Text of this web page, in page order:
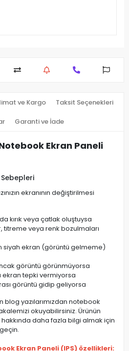
ve Kargo Taksit Seçenekleri
Garanti ve İade
Ekran Paneli
Sebepleri
ekranının değiştirilmesi
kırık veya çatlak oluştuysa
titreme veya renk bozulmaları
siyah ekran (görüntü gelmeme)
görüntü görünmüyorsa
ekran tepki vermiyorsa
görüntü gidip geliyorsa
blog yazılarımızdan notebook
okuyabilirsiniz. Ürünün
daha fazla bilgi almak için
Ekran Paneli (IPS) özellikleri: